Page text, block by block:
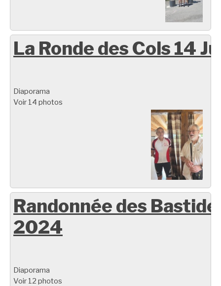
La Ronde des Cols 14
Diaporama
Voir 14 photos
Randonnée des
2024
Diaporama
Voir 12 photos